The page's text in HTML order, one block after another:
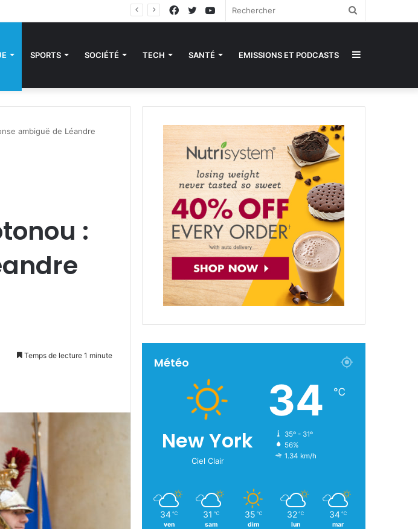
YouTube
Twitter
Facebook
SPORTS SOCIÉTÉ TECH SANTÉ EMISSIONS ET PODCASTS
ambiguë de Léandre
:
Temps de lecture 1 minute Météo
New York
Ciel Clair
34 ℃
35º - 31º
56%
1.34 km/h
34 ℃
ven
31 ℃
sam
35 ℃
dim
32 ℃
lun
34 ℃
mar